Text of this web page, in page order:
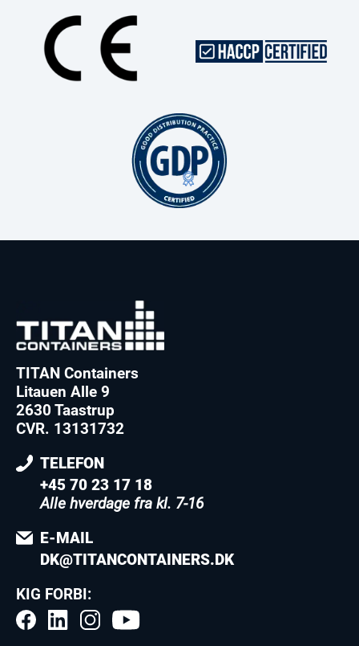
TITAN Containers
Litauen Alle 9
2630 Taastrup
CVR. 13131732
TELEFON
+45 70 23 17 18
Alle hverdage fra kl. 7-16
E-MAIL
DK@TITANCONTAINERS.DK
KIG FORBI: